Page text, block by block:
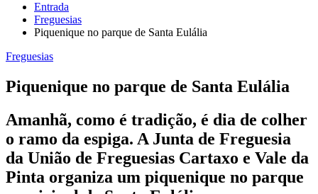
Entrada
Freguesias
Piquenique no parque de Santa Eulália
Freguesias
Piquenique no parque de Santa Eulália
Amanhã, como é tradição, é dia de colher
o ramo da espiga. A Junta de Freguesia
da União de Freguesias Cartaxo e Vale da
Pinta organiza um piquenique no parque